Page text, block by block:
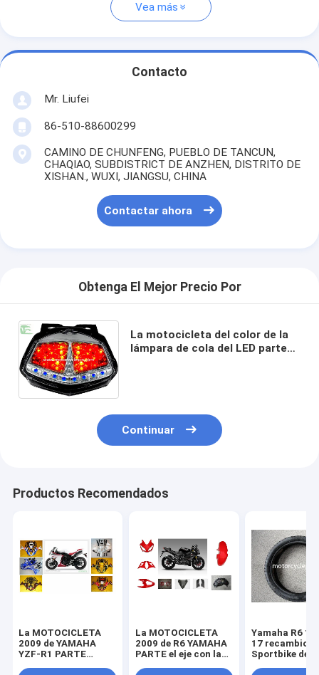
Vea más
Contacto
Mr. Liufei
86-510-88600299
CAMINO DE CHUNFENG, PUEBLO DE TANCUN,
CHAQIAO, SUBDISTRICT DE ANZHEN, DISTRITO DE
XISHAN., WUXI, JIANGSU, CHINA
Contactar ahora
Obtenga El Mejor Precio Por
La motocicleta del color de la
lámpara de cola del LED parte
Continuar
Productos Recomendados
La MOTOCICLETA
2009 de YAMAHA
YZF-R1 PARTE
La MOTOCICLETA
2009 de R6 YAMAHA
PARTE el eje con la
Yamaha R6
17 recambios
Sportbike de